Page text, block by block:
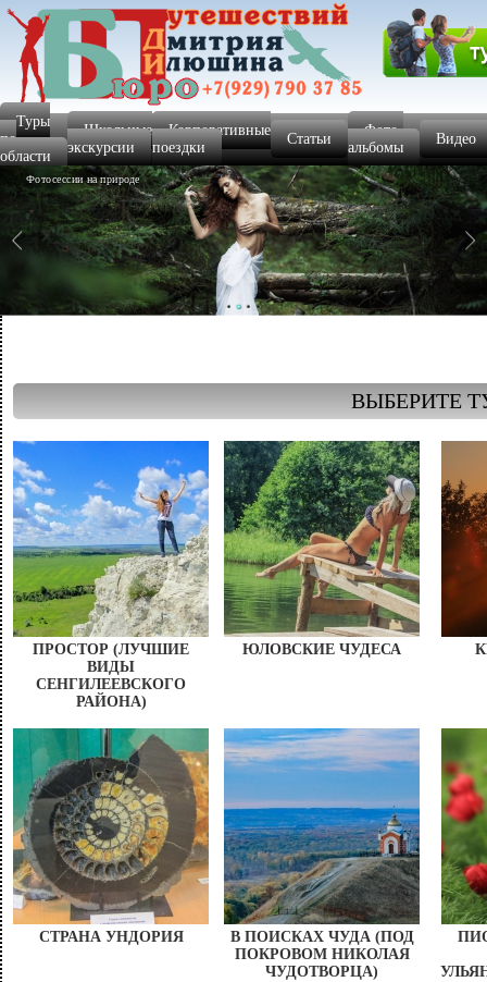
Туры
по
области
Школьные
экскурсии
Корпоративные
поездки
Статьи
Фото-
альбомы
Видео
Фотосессии на природе
ВЫБЕРИТЕ
ПРОСТОР (ЛУЧШИЕ
ВИДЫ
СЕНГИЛЕЕВСКОГО
РАЙОНА)
ЮЛОВСКИЕ ЧУДЕСА
СТРАНА УНДОРИЯ
В ПОИСКАХ ЧУДА (ПОД
ПОКРОВОМ НИКОЛАЯ
ЧУДОТВОРЦА)